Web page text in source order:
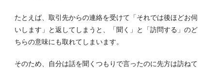
たとえば、取引先からの連絡を受けて「それでは後ほどお伺
いします」と返してしまうと、「聞く」と「訪問する」のど
ちらの意味にも取れてしまいます。
そのため、自分は話を聞くつもりで言ったのに先方は訪ねて